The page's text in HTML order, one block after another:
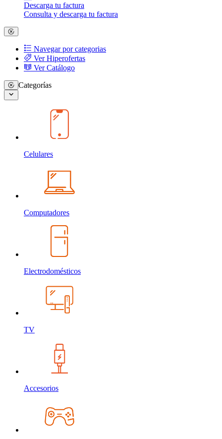
Descarga tu factura
Consulta y descarga tu factura
Navegar por categorias
Ver Hiperofertas
Ver Catálogo
Categorías
Celulares
Computadores
Electrodomésticos
TV
Accesorios